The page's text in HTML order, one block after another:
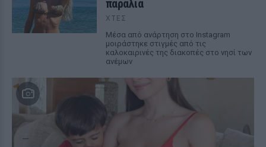
παραλία
ΧΤΕΣ
Μέσα από ανάρτηση στο Instagram
μοιράστηκε στιγμές από τις
καλοκαιρινές της διακοπές στο νησί των
ανέμων